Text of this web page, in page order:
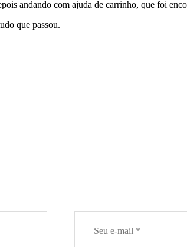
andando com ajuda de carrinho, que foi
que passou.